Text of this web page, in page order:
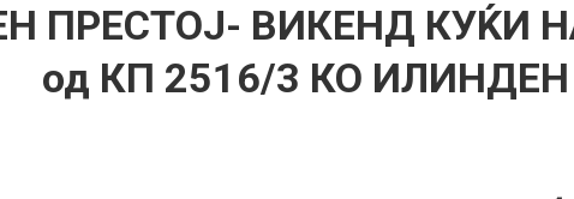
ПРЕСТОЈ- ВИКЕНД КУЌИ
од КП 2516/3 КО ИЛИНДЕН